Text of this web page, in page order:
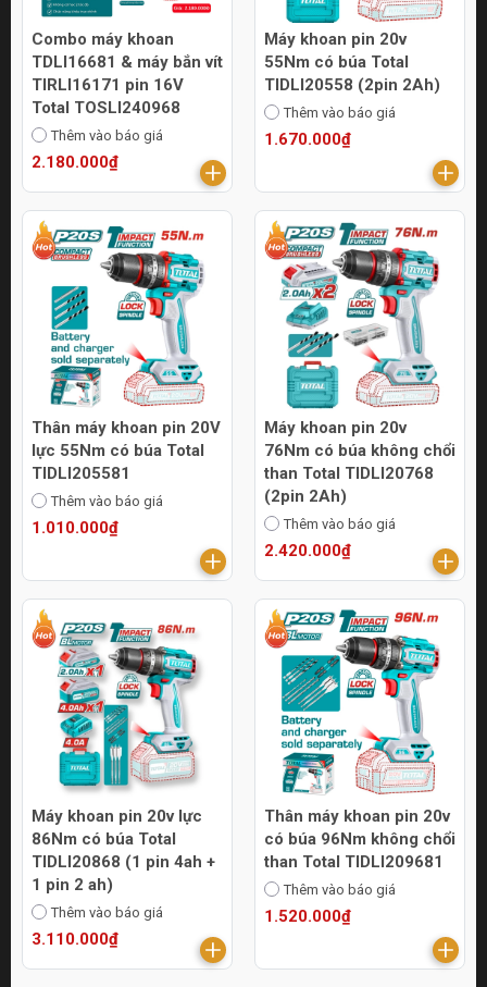
Combo máy khoan
TDLI16681 & máy bắn vít
TIRLI16171 pin 16V
Total TOSLI240968
Thêm vào báo giá
2.180.000₫
Máy khoan pin 20v
55Nm có búa Total
TIDLI20558 (2pin 2Ah)
Thêm vào báo giá
1.670.000₫
Thân máy khoan pin 20V
lực 55Nm có búa Total
TIDLI205581
Thêm vào báo giá
1.010.000₫
Máy khoan pin 20v
76Nm có búa không chổi
than Total TIDLI20768
(2pin 2Ah)
Thêm vào báo giá
2.420.000₫
Máy khoan pin 20v lực
86Nm có búa Total
TIDLI20868 (1 pin 4ah +
1 pin 2 ah)
Thêm vào báo giá
3.110.000₫
Thân máy khoan pin 20v
có búa 96Nm không chổi
than Total TIDLI209681
Thêm vào báo giá
1.520.000₫